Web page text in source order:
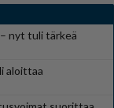
nyt tuli tärkeä
aloittaa